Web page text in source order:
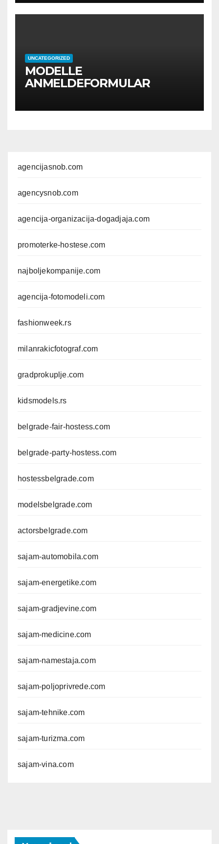
UNCATEGORIZED
MODELLE
ANMELDEFORMULAR
agencijasnob.com
agencysnob.com
agencija-organizacija-dogadjaja.com
promoterke-hostese.com
najboljekompanije.com
agencija-fotomodeli.com
fashionweek.rs
milanrakicfotograf.com
gradprokuplje.com
kidsmodels.rs
belgrade-fair-hostess.com
belgrade-party-hostess.com
hostessbelgrade.com
modelsbelgrade.com
actorsbelgrade.com
sajam-automobila.com
sajam-energetike.com
sajam-gradjevine.com
sajam-medicine.com
sajam-namestaja.com
sajam-poljoprivrede.com
sajam-tehnike.com
sajam-turizma.com
sajam-vina.com